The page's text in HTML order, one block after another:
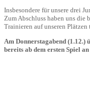
Insbesondere für unsere drei
Zum Abschluss haben uns die
Trainieren auf unseren Plätzen
Am Donnerstagabend (1.12.)
bereits ab dem ersten Spiel